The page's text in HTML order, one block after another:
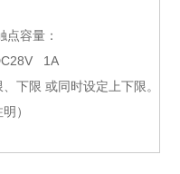
点容量：
1A
下限 或同时设定上下限。
）